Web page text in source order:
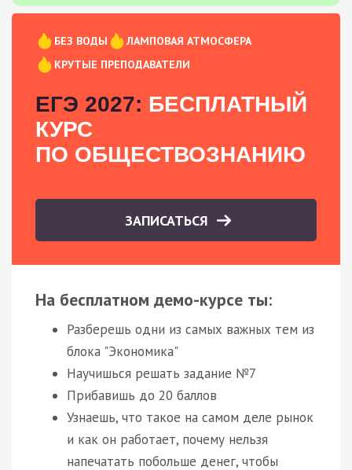
БЕЗ ВОДЫ
ЛАМПОВАЯ АТМОСФЕРА
КРУТЫЕ ПРЕПОДАВАТЕЛИ
ЕГЭ 2027: БЕСПЛАТНЫЙ
КУРС
ПО ОБЩЕСТВОЗНАНИЮ
ЗАПИСАТЬСЯ
На бесплатном демо-курсе ты:
Разберешь одни из самых важных тем из
блока "Экономика"
Научишься решать задание №7
Прибавишь до 20 баллов
Узнаешь, что такое на самом деле рынок
и как он работает, почему нельзя
напечатать побольше денег, чтобы